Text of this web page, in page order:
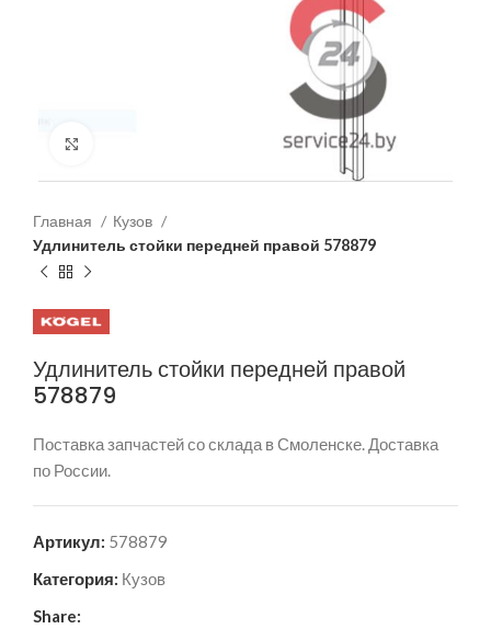
Нажмите, чтобы увеличить
Главная
Кузов
Удлинитель стойки передней правой 578879
Удлинитель стойки передней правой
578879
Поставка запчастей со склада в Смоленске. Доставка
по России.
Артикул: 578879
Категория: Кузов
Share: